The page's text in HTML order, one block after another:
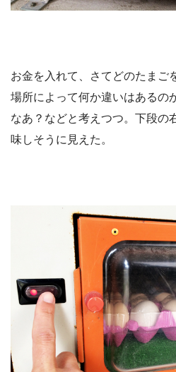
お金を入れて、さてどのたまご
場所によって何か違いはあるの
なあ？などと考えつつ。下段の
味しそうに見えた。